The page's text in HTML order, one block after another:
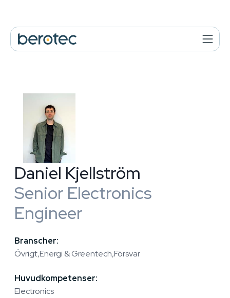
Daniel Kjellström
Senior Electronics
Engineer
Branscher:
ÖvrigtEnergi & GreentechFörsvar
Huvudkompetenser:
Electronics